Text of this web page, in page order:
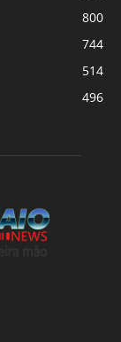
800
744
514
496